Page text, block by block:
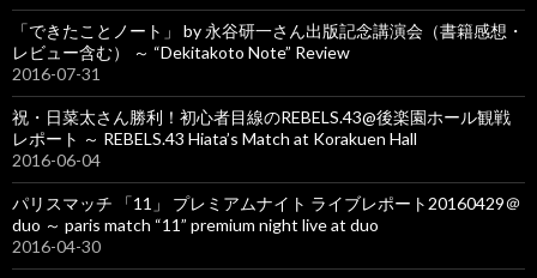
「できたことノート」 by 永谷研一さん出版記念講演会（書籍感想・
レビュー含む） ～ “Dekitakoto Note” Review
2016-07-31
祝・日菜太さん勝利！初心者目線のREBELS.43@後楽園ホール観戦
レポート ～ REBELS.43 Hiata’s Match at Korakuen Hall
2016-06-04
パリスマッチ 「11」 プレミアムナイト ライブレポート20160429＠
duo ～ paris match “11” premium night live at duo
2016-04-30